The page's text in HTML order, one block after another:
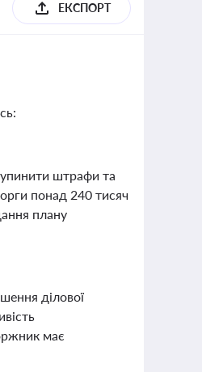
ЕКСПОРТ
штрафи та
понад 240 тисяч
плану
ділової
має